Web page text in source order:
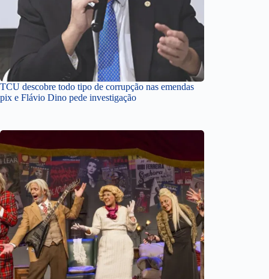
TCU descobre todo tipo de corrupção nas emendas
pix e Flávio Dino pede investigação